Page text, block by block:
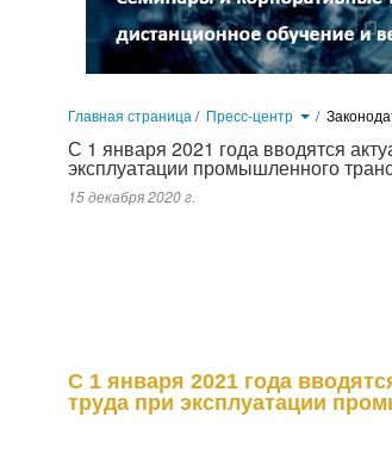
Главная страница / Пресс-центр /
С 1 января 2021 года вводятся
эксплуатации промышленного
15 декабря 2020 г.
С 1 января 2021 года
труда при эксплуатации